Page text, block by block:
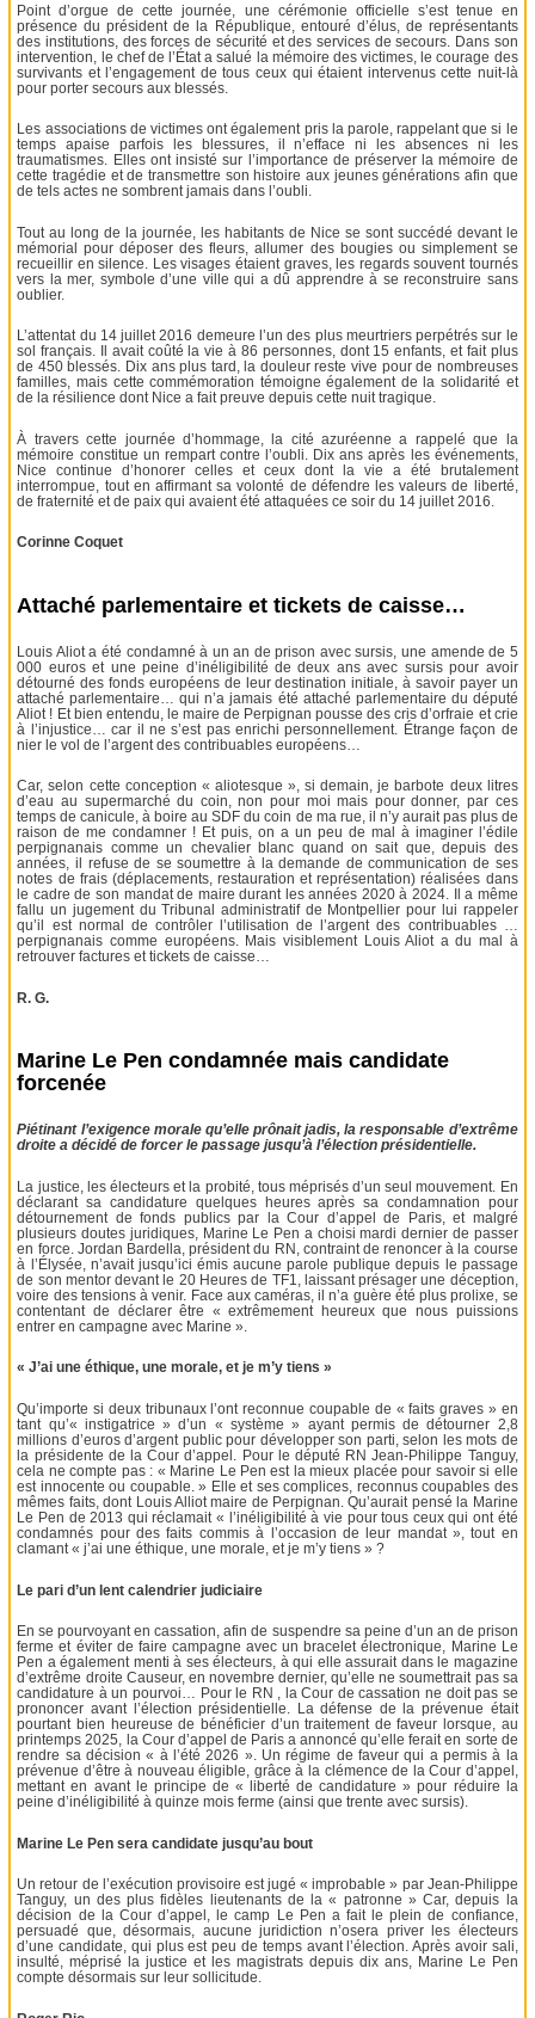
Point d’orgue de cette journée, une cérémonie officielle s’est tenue en
présence du président de la République, entouré d’élus, de représentants
des institutions, des forces de sécurité et des services de secours. Dans son
intervention, le chef de l’État a salué la mémoire des victimes, le courage des
survivants et l’engagement de tous ceux qui étaient intervenus cette nuit-là
pour porter secours aux blessés.
Les associations de victimes ont également pris la parole, rappelant que si le
temps apaise parfois les blessures, il n’efface ni les absences ni les
traumatismes. Elles ont insisté sur l’importance de préserver la mémoire de
cette tragédie et de transmettre son histoire aux jeunes générations afin que
de tels actes ne sombrent jamais dans l’oubli.
Tout au long de la journée, les habitants de Nice se sont succédé devant le
mémorial pour déposer des fleurs, allumer des bougies ou simplement se
recueillir en silence. Les visages étaient graves, les regards souvent tournés
vers la mer, symbole d’une ville qui a dû apprendre à se reconstruire sans
oublier.
L’attentat du 14 juillet 2016 demeure l’un des plus meurtriers perpétrés sur le
sol français. Il avait coûté la vie à 86 personnes, dont 15 enfants, et fait plus
de 450 blessés. Dix ans plus tard, la douleur reste vive pour de nombreuses
familles, mais cette commémoration témoigne également de la solidarité et
de la résilience dont Nice a fait preuve depuis cette nuit tragique.
À travers cette journée d’hommage, la cité azuréenne a rappelé que la
mémoire constitue un rempart contre l’oubli. Dix ans après les événements,
Nice continue d’honorer celles et ceux dont la vie a été brutalement
interrompue, tout en affirmant sa volonté de défendre les valeurs de liberté,
de fraternité et de paix qui avaient été attaquées ce soir du 14 juillet 2016.
Corinne Coquet
Attaché parlementaire et tickets de caisse…
Louis Aliot a été condamné à un an de prison avec sursis, une amende de 5
000 euros et une peine d’inéligibilité de deux ans avec sursis pour avoir
détourné des fonds européens de leur destination initiale, à savoir payer un
attaché parlementaire… qui n’a jamais été attaché parlementaire du député
Aliot ! Et bien entendu, le maire de Perpignan pousse des cris d’orfraie et crie
à l’injustice… car il ne s’est pas enrichi personnellement. Étrange façon de
nier le vol de l’argent des contribuables européens…
Car, selon cette conception « aliotesque », si demain, je barbote deux litres
d’eau au supermarché du coin, non pour moi mais pour donner, par ces
temps de canicule, à boire au SDF du coin de ma rue, il n’y aurait pas plus de
raison de me condamner ! Et puis, on a un peu de mal à imaginer l’édile
perpignanais comme un chevalier blanc quand on sait que, depuis des
années, il refuse de se soumettre à la demande de communication de ses
notes de frais (déplacements, restauration et représentation) réalisées dans
le cadre de son mandat de maire durant les années 2020 à 2024. Il a même
fallu un jugement du Tribunal administratif de Montpellier pour lui rappeler
qu’il est normal de contrôler l’utilisation de l’argent des contribuables …
perpignanais comme européens. Mais visiblement Louis Aliot a du mal à
retrouver factures et tickets de caisse…
R. G.
Marine Le Pen condamnée mais candidate
forcenée
Piétinant l’exigence morale qu’elle prônait jadis, la responsable d’extrême
droite a décidé de forcer le passage jusqu’à l’élection présidentielle.
La justice, les électeurs et la probité, tous méprisés d’un seul mouvement. En
déclarant sa candidature quelques heures après sa condamnation pour
détournement de fonds publics par la Cour d’appel de Paris, et malgré
plusieurs doutes juridiques, Marine Le Pen a choisi mardi dernier de passer
en force. Jordan Bardella, président du RN, contraint de renoncer à la course
à l’Élysée, n’avait jusqu’ici émis aucune parole publique depuis le passage
de son mentor devant le 20 Heures de TF1, laissant présager une déception,
voire des tensions à venir. Face aux caméras, il n’a guère été plus prolixe, se
contentant de déclarer être « extrêmement heureux que nous puissions
entrer en campagne avec Marine ».
« J’ai une éthique, une morale, et je m’y tiens »
Qu’importe si deux tribunaux l’ont reconnue coupable de « faits graves » en
tant qu’« instigatrice » d’un « système » ayant permis de détourner 2,8
millions d’euros d’argent public pour développer son parti, selon les mots de
la présidente de la Cour d’appel. Pour le député RN Jean-Philippe Tanguy,
cela ne compte pas : « Marine Le Pen est la mieux placée pour savoir si elle
est innocente ou coupable. » Elle et ses complices, reconnus coupables des
mêmes faits, dont Louis Alliot maire de Perpignan. Qu’aurait pensé la Marine
Le Pen de 2013 qui réclamait « l’inéligibilité à vie pour tous ceux qui ont été
condamnés pour des faits commis à l’occasion de leur mandat », tout en
clamant « j’ai une éthique, une morale, et je m’y tiens » ?
Le pari d’un lent calendrier judiciaire
En se pourvoyant en cassation, afin de suspendre sa peine d’un an de prison
ferme et éviter de faire campagne avec un bracelet électronique, Marine Le
Pen a également menti à ses électeurs, à qui elle assurait dans le magazine
d’extrême droite Causeur, en novembre dernier, qu’elle ne soumettrait pas sa
candidature à un pourvoi… Pour le RN , la Cour de cassation ne doit pas se
prononcer avant l’élection présidentielle. La défense de la prévenue était
pourtant bien heureuse de bénéficier d’un traitement de faveur lorsque, au
printemps 2025, la Cour d’appel de Paris a annoncé qu’elle ferait en sorte de
rendre sa décision « à l’été 2026 ». Un régime de faveur qui a permis à la
prévenue d’être à nouveau éligible, grâce à la clémence de la Cour d’appel,
mettant en avant le principe de « liberté de candidature » pour réduire la
peine d’inéligibilité à quinze mois ferme (ainsi que trente avec sursis).
Marine Le Pen sera candidate jusqu’au bout
Un retour de l’exécution provisoire est jugé « improbable » par Jean-Philippe
Tanguy, un des plus fidèles lieutenants de la « patronne » Car, depuis la
décision de la Cour d’appel, le camp Le Pen a fait le plein de confiance,
persuadé que, désormais, aucune juridiction n’osera priver les électeurs
d’une candidate, qui plus est peu de temps avant l’élection. Après avoir sali,
insulté, méprisé la justice et les magistrats depuis dix ans, Marine Le Pen
compte désormais sur leur sollicitude.